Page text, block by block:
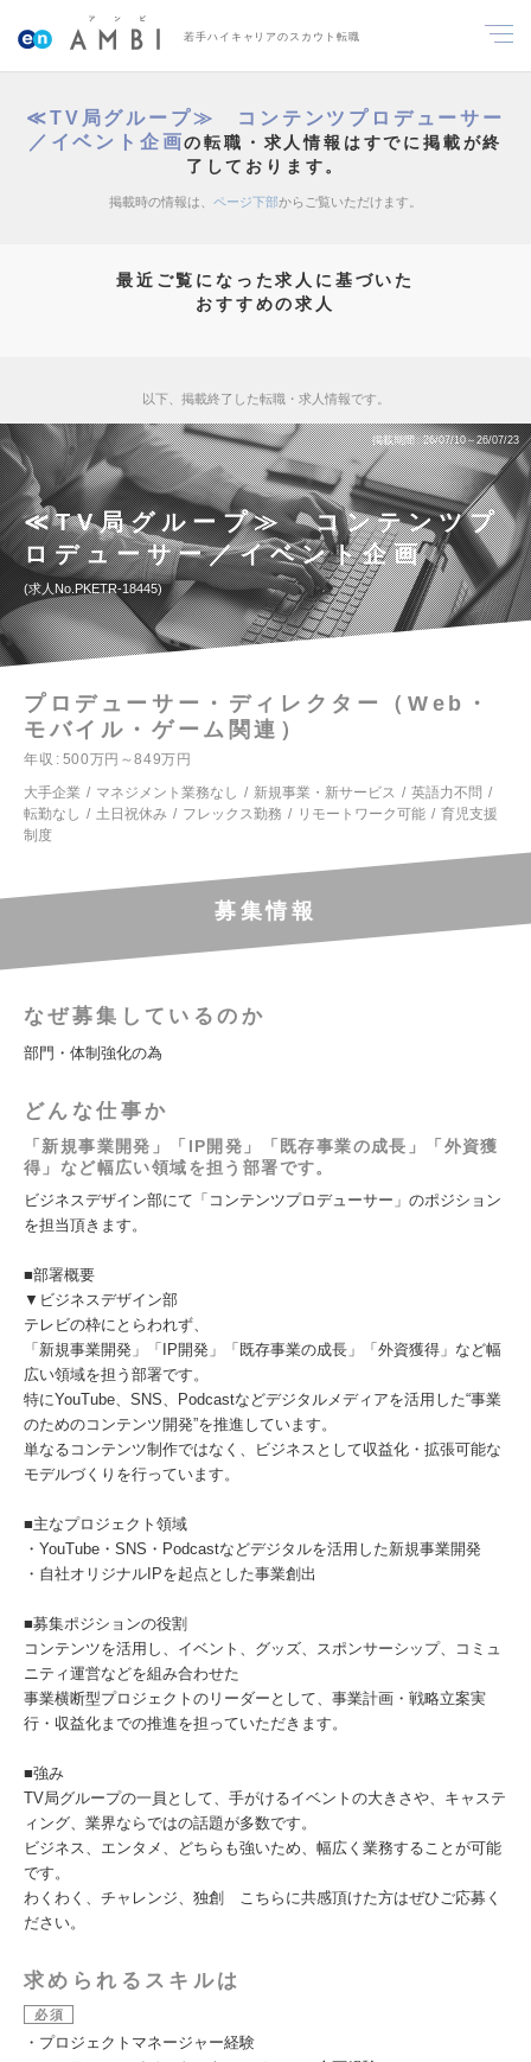
若手ハイキャリアのスカウト転職
≪TV局グループ≫ コンテンツプロデューサー
／イベント企画の転職・求人情報はすでに掲載が終
了しております。
掲載時の情報は、 ページ下部からご覧いただけます。
最近ご覧になった求人に基づいた
おすすめの求人
以下、掲載終了した転職・求人情報です。
掲載期間 26/07/10～26/07/23
≪TV局グループ≫ コンテンツプ
ロデューサー／イベント企画
求人No.PKETR-18445
プロデューサー・ディレクター（Web・
モバイル・ゲーム関連）
年収
500万円～849万円
大手企業
マネジメント業務なし 新規事業・新サービス
英語力不問
転勤なし
土日祝休み フレックス勤務 リモートワーク可能
育児支援
制度
募集情報
なぜ募集しているのか
部門・体制強化の為
どんな仕事か
「新規事業開発」「IP開発」「既存事業の成長」「外資獲
得」など幅広い領域を担う部署です。
ビジネスデザイン部にて「コンテンツプロデューサー」のポジション
を担当頂きます。
■部署概要
▼ビジネスデザイン部
テレビの枠にとらわれず、
「新規事業開発」「IP開発」「既存事業の成長」「外資獲得」など幅
広い領域を担う部署です。
特にYouTube、SNS、Podcastなどデジタルメディアを活用した“事業
のためのコンテンツ開発”を推進しています。
単なるコンテンツ制作ではなく、ビジネスとして収益化・拡張可能な
モデルづくりを行っています。
■主なプロジェクト領域
・YouTube・SNS・Podcastなどデジタルを活用した新規事業開発
・自社オリジナルIPを起点とした事業創出
■募集ポジションの役割
コンテンツを活用し、イベント、グッズ、スポンサーシップ、コミュ
ニティ運営などを組み合わせた
事業横断型プロジェクトのリーダーとして、事業計画・戦略立案実
行・収益化までの推進を担っていただきます。
■強み
TV局グループの一員として、手がけるイベントの大きさや、キャステ
ィング、業界ならではの話題が多数です。
ビジネス、エンタメ、どちらも強いため、幅広く業務することが可能
です。
わくわく、チャレンジ、独創 こちらに共感頂けた方はぜひご応募く
ださい。
求められるスキルは
必須
・プロジェクトマネージャー経験